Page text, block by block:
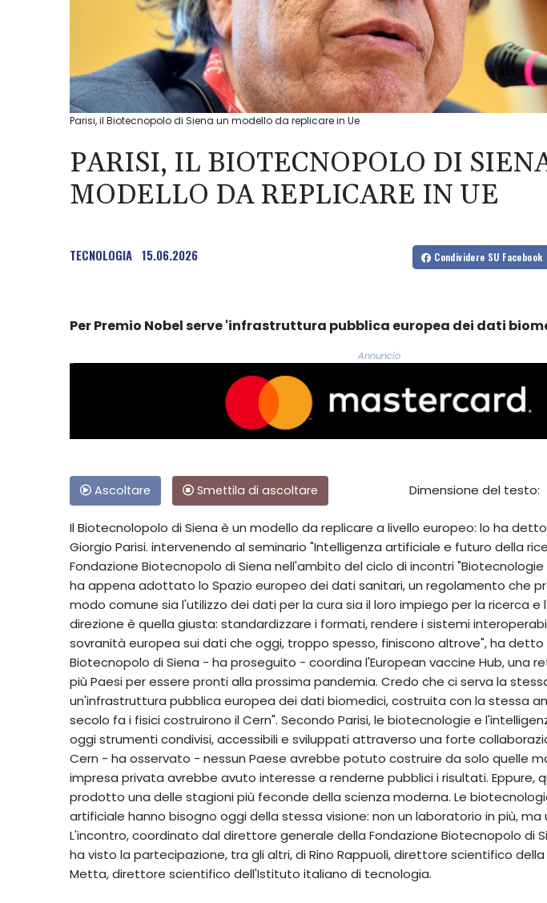
Parisi, il Biotecnopolo di Siena un modello da replicare in Ue
PARISI, IL BIOTECNOPOLO DI
MODELLO DA REPLICARE IN UE
TECNOLOGIA 15.06.2026 Condividere SU Facebook
Per Premio Nobel serve 'infrastruttura pubblica europea dei dati
Annuncio
Ascoltare Smettila di ascoltare Dimensione del testo:
Il Biotecnolopolo di Siena è un modello da replicare a livello europeo: lo ha
Giorgio Parisi. intervenendo al seminario "Intelligenza artificiale e futuro della
Fondazione Biotecnopolo di Siena nell'ambito del ciclo di incontri "Biotecnologie
ha appena adottato lo Spazio europeo dei dati sanitari, un regolamento che
modo comune sia l'utilizzo dei dati per la cura sia il loro impiego per la ricerca e
direzione è quella giusta: standardizzare i formati, rendere i sistemi
sovranità europea sui dati che oggi, troppo spesso, finiscono altrove", ha detto
Biotecnopolo di Siena - ha proseguito - coordina l'European vaccine Hub, una
più Paesi per essere pronti alla prossima pandemia. Credo che ci serva la
un'infrastruttura pubblica europea dei dati biomedici, costruita con la stessa
secolo fa i fisici costruirono il Cern". Secondo Parisi, le biotecnologie e
oggi strumenti condivisi, accessibili e sviluppati attraverso una forte
Cern - ha osservato - nessun Paese avrebbe potuto costruire da solo quelle
impresa privata avrebbe avuto interesse a renderne pubblici i risultati. Eppure,
prodotto una delle stagioni più feconde della scienza moderna. Le
artificiale hanno bisogno oggi della stessa visione: non un laboratorio in più, ma
L'incontro, coordinato dal direttore generale della Fondazione Biotecnopolo di
ha visto la partecipazione, tra gli altri, di Rino Rappuoli, direttore scientifico della
Metta, direttore scientifico dell'Istituto italiano di tecnologia.